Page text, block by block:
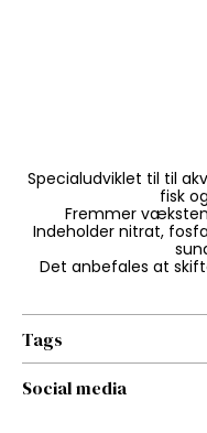
Specialudviklet til til
fisk
Fremmer
Indeholder nitrat,
Det anbefales at
Tags
Social media